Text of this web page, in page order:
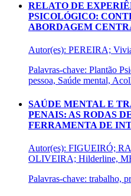
RELATO DE
PSICOLÓGICO:
ABORDAGEM
Autor(es): PEREIRA;
Palavras-chave: Plantão
pessoa, Saúde mental,
SAÚDE MENTAL E
PENAIS: AS RODAS
FERRAMENTA DE
Autor(es): FIGUEIRÓ;
OLIVEIRA; Hilderline,
Palavras-chave: trabalho,